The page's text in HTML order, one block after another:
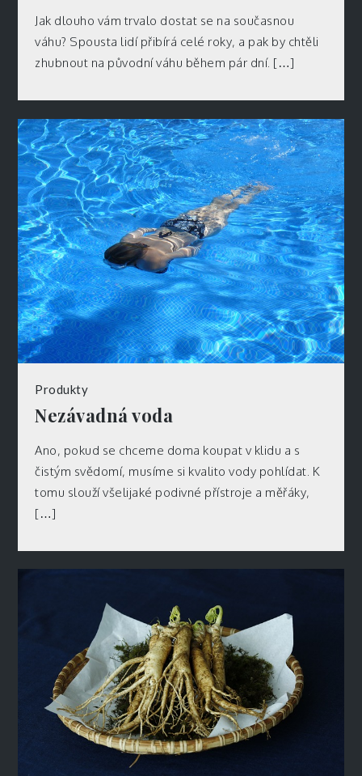
Jak dlouho vám trvalo dostat se na současnou
váhu? Spousta lidí přibírá celé roky, a pak by chtěli
zhubnout na původní váhu během pár dní. […]
Produkty
Nezávadná voda
Ano, pokud se chceme doma koupat v klidu a s
čistým svědomí, musíme si kvalito vody pohlídat. K
tomu slouží všelijaké podivné přístroje a měřáky,
[…]